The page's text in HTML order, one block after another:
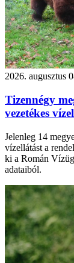
2026. augusztus
Tizennégy
vezetékes
Jelenleg 14
vízellátást a
ki a Román
adataiból.